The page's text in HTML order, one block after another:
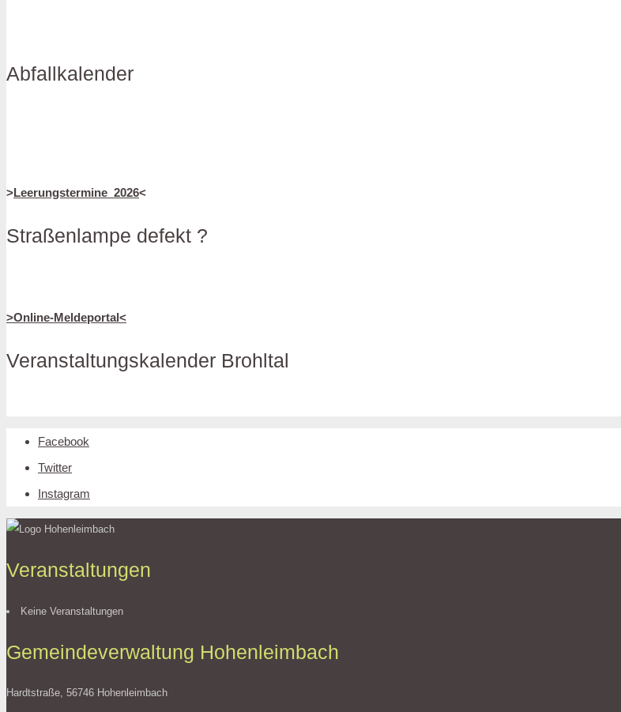
Abfallkalender
>Leerungstermine_2026<
Straßenlampe defekt ?
>Online-Meldeportal<
Veranstaltungskalender Brohltal
Facebook
Twitter
Instagram
Veranstaltungen
Keine Veranstaltungen
Gemeindeverwaltung Hohenleimbach
Hardtstraße, 56746 Hohenleimbach